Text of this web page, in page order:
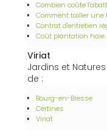
Combien coûte
Comment tailler une
Contrat d'entretien
Coût plantation
Viriat
Jardins et
de :
Bourg-en-Bresse
Certines
Viriat